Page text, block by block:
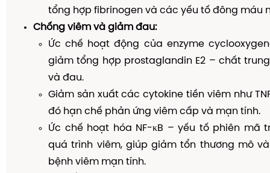
tổng hợp fibrinogen và các yếu tố đông máu
Chống viêm và giảm đau:
Ức chế hoạt động của enzyme
giảm tổng hợp prostaglandin E2 – chất
và đau.
Giảm sản xuất các cytokine tiền viêm như
đó hạn chế phản ứng viêm cấp và mạn tính.
Ức chế hoạt hóa NF-κB – yếu tố phiên mã
quá trình viêm, giúp giảm tổn thương mô
bệnh viêm mạn tính.